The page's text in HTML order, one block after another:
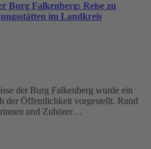
Burg Falkenberg: Reise zu
im Landkreis
der Burg Falkenberg wurde ein
der Öffentlichkeit vorgestellt. Rund
und Zuhörer…